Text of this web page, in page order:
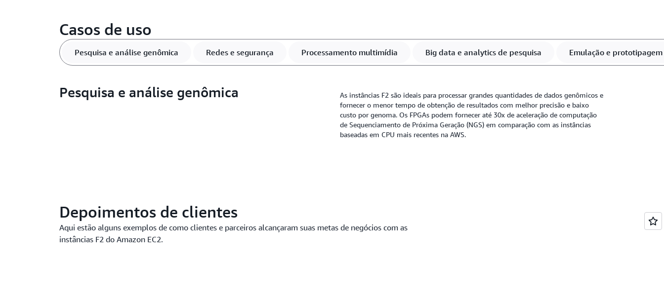
Casos de uso
Pesquisa e análise genômica Redes e segurança Processamento multimídia Big data e analytics de pesquisa Emulação e prototipagem
Pesquisa e análise genômica
As instâncias F2 são ideais para processar grandes quantidades de dados genômicos e
fornecer o menor tempo de obtenção de resultados com melhor precisão e baixo
custo por genoma. Os FPGAs podem fornecer até 30x de aceleração de computação
de Sequenciamento de Próxima Geração (NGS) em comparação com as instâncias
baseadas em CPU mais recentes na AWS.
Depoimentos de clientes
Aqui estão alguns exemplos de como clientes e parceiros alcançaram suas metas de negócios com as
instâncias F2 do Amazon EC2.